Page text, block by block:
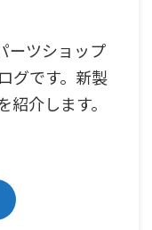
ーツショップ
グです。新製
介します。